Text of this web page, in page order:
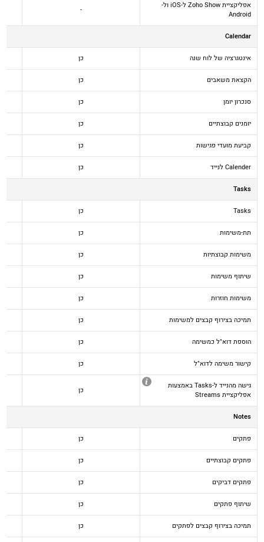
אפליקציית Zoho Show ל-iOS ול-
Android
-
Calendar
אינטגרציה של לוח שנה כן
הקצאת משאבים כן
סנכרון יומן כן
יומנים קבוצתיים כן
קביעת מועדי פגישות כן
Calender לנייד כן
Tasks
Tasks כן
תת-משימות כן
משימות קבוצתיות כן
שיתוף משימות כן
משימות חוזרות כן
תמיכה בצירוף קבצים למשימות כן
הוספת דוא"ל כמשימה כן
קישור משימה לדוא"ל כן
גישה מהנייד ל-Tasks באמצעות
אפליקציית Streams
כן
Notes
פתקים כן
פתקים קבוצתיים כן
פתקים דביקים כן
שיתוף פתקים כן
תמיכה בצירוף קבצים לפתקים כן